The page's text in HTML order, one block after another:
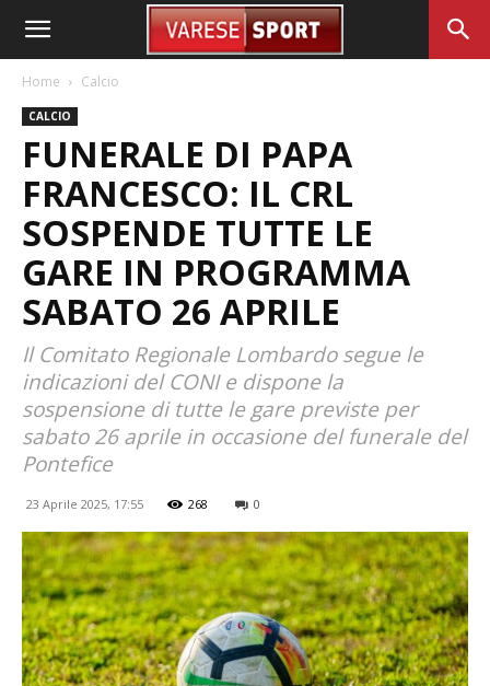
Home Calcio
CALCIO
FUNERALE DI PAPA
FRANCESCO: IL CRL
SOSPENDE TUTTE LE
GARE IN PROGRAMMA
SABATO 26 APRILE
Il Comitato Regionale Lombardo segue le
indicazioni del CONI e dispone la
sospensione di tutte le gare previste per
sabato 26 aprile in occasione del funerale del
Pontefice
23 Aprile 2025, 17:55 268 0